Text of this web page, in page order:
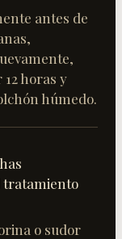
antes de
horas y
húmedo.
tratamiento
o sudor